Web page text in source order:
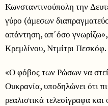
Κωνσταντινούπολη την
γύρο (άμεσων
απάντηση, απ΄όσο
Κρεμλίνου, Ντμίτρι Πεσκόφ.
«Ο φόβος των Ρώσων να
Ουκρανία, υποδηλώνει ότι
ρεαλιστικά τελεσίγραφα